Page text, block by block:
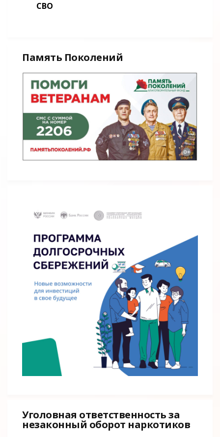
СВО
Память Поколений
Уголовная ответственность за
незаконный оборот наркотиков